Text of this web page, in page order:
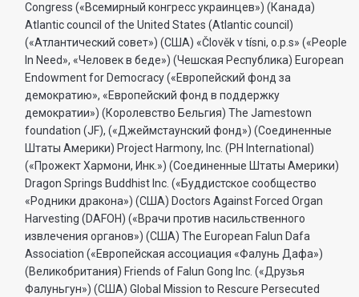
Congress («Всемирный конгресс украинцев») (Канада)
Atlantic council of the United States (Atlantic council)
(«Атлантический совет») (США) «Člověk v tísni, o.p.s» («People
In Need», «Человек в беде») (Чешская Республика) European
Endowment for Democracy («Европейский фонд за
демократию», «Европейский фонд в поддержку
демократии») (Королевство Бельгия) The Jamestown
foundation (JF), («Джеймстаунский фонд») (Соединенные
Штаты Америки) Project Harmony, Inc. (PH International)
(«Прожект Хармони, Инк.») (Соединенные Штаты Америки)
Dragon Springs Buddhist Inc. («Буддистское сообщество
«Родники дракона») (США) Doctors Against Forced Organ
Harvesting (DAFOH) («Врачи против насильственного
извлечения органов») (США) The European Falun Dafa
Association («Европейская ассоциация «Фалунь Дафа»)
(Великобритания) Friends of Falun Gong Inc. («Друзья
Фалуньгун») (США) Global Mission to Rescure Persecuted